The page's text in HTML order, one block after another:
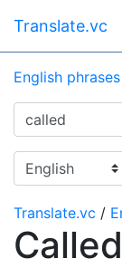
Translate.vc
English phrases
Translate.vc /
Called